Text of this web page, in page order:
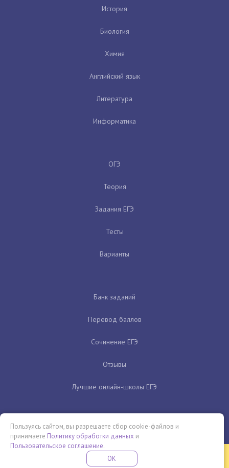
История
Биология
Химия
Английский язык
Литература
Информатика
ОГЭ
Теория
Задания ЕГЭ
Тесты
Варианты
Банк заданий
Перевод баллов
Сочинение ЕГЭ
Отзывы
Лучшие онлайн-школы ЕГЭ
Бесплатная летняя школа
ПРОВЕДИ ЭТО ЛЕТО С ПОЛЬЗОЙ
Пользуясь сайтом, вы разрешаете сбор cookie-файлов и
принимаете Политику обработки данных и
Пользовательское соглашение.
OK